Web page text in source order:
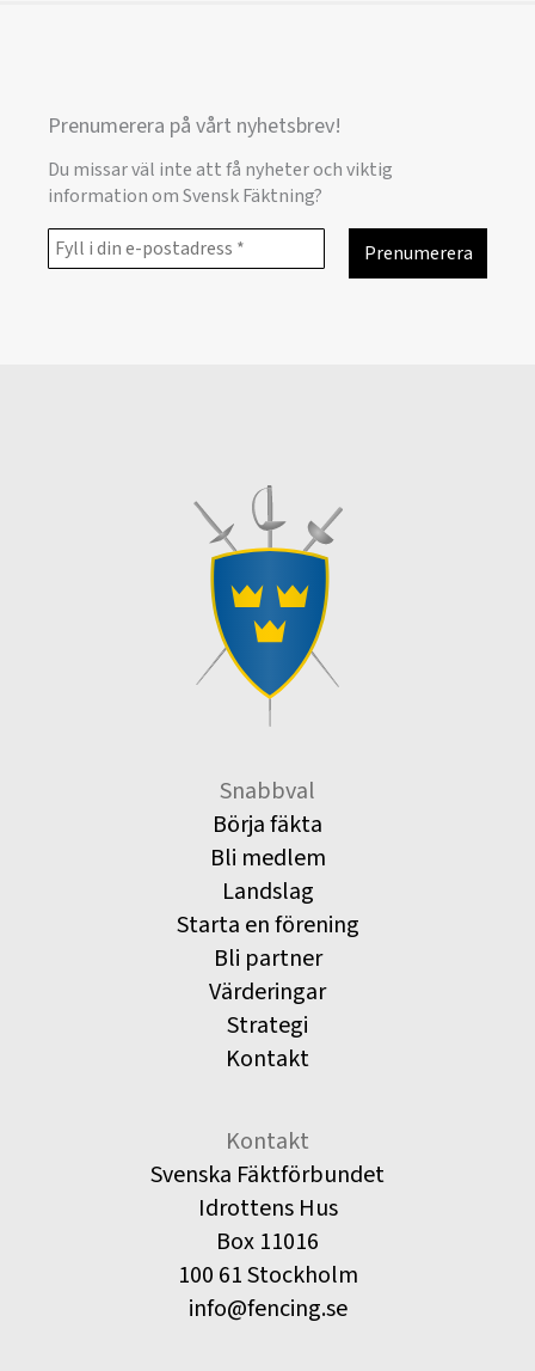
Prenumerera på vårt nyhetsbrev!
Du missar väl inte att få nyheter och viktig
information om Svensk Fäktning?
Snabbval
Börja fäkta
Bli medlem
Landslag
Starta en förening
Bli partner
Värderingar
Strategi
Kontakt
Kontakt
Svenska Fäktförbundet
Idrottens Hus
Box 11016
100 61 Stockholm
info@fencing.se